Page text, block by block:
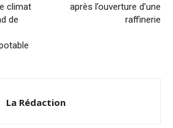
climat
de
après l’ouverture d’une
raffinerie
La Rédaction